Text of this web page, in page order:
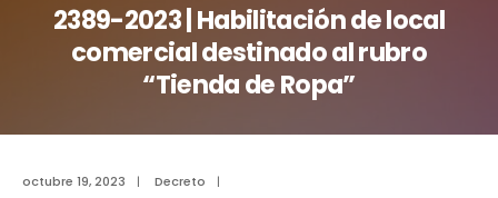
2389-2023 | Habilitación de local
comercial destinado al rubro
“Tienda de Ropa”
octubre 19, 2023 | Decreto |